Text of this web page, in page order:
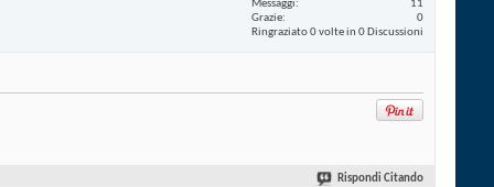
Messaggi
11
Grazie
0
Ringraziato 0 volte in 0 Discussioni
Rispondi Citando